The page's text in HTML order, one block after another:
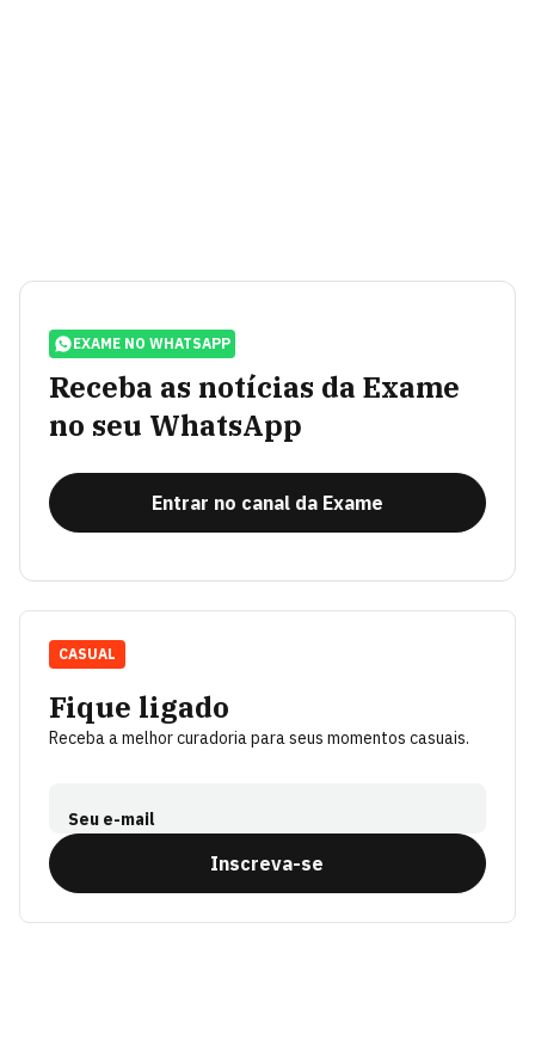
EXAME NO WHATSAPP
Receba as notícias da Exame
no seu WhatsApp
Entrar no canal da Exame
Fique ligado
Receba a melhor curadoria para seus momentos casuais.
Seu e-mail
Inscreva-se
CASUAL